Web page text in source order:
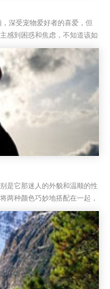
深受宠物爱好者的喜爱，但
感到困惑和焦虑，不知道该如
的咬人行为常常是由于某...
是它那迷人的外貌和温顺的性
两种颜色巧妙地搭配在一起，
深浅色相间的毛发，常见...